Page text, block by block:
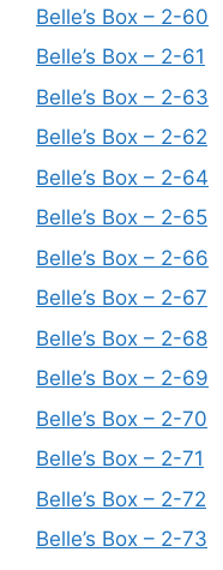
Belle’s Box – 2-60
Belle’s Box – 2-61
Belle’s Box – 2-63
Belle’s Box – 2-62
Belle’s Box – 2-64
Belle’s Box – 2-65
Belle’s Box – 2-66
Belle’s Box – 2-67
Belle’s Box – 2-68
Belle’s Box – 2-69
Belle’s Box – 2-70
Belle’s Box – 2-71
Belle’s Box – 2-72
Belle’s Box – 2-73